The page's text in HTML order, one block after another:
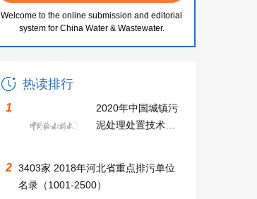
Welcome to the online submission and editorial
system for China Water & Wastewater.
热读排行
1
2020年中国城镇污
泥处理处置技术与
市建设及固废资源
化利用大会邀请函
2 3403家 2018年河北省重点排污单位
名录（1001-2500）